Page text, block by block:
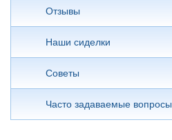
Отзывы
Наши сиделки
Советы
Часто задаваемые вопросы